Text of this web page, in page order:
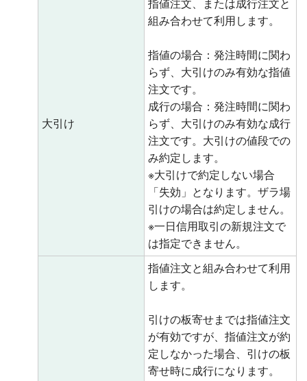
大引け
指値注文、または成行注文と
組み合わせて利用します。
指値の場合：発注時間に関わ
らず、大引けのみ有効な指値
注文です。
成行の場合：発注時間に関わ
らず、大引けのみ有効な成行
注文です。大引けの値段での
み約定します。
※大引けで約定しない場合
「失効」となります。ザラ場
引けの場合は約定しません。
※一日信用取引の新規注文で
は指定できません。
指値注文と組み合わせて利用
します。
引けの板寄せまでは指値注文
が有効ですが、指値注文が約
定しなかった場合、引けの板
寄せ時に成行になります。